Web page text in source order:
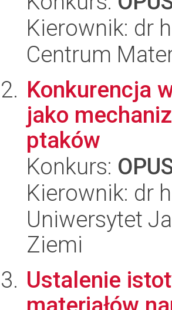
Kierownik: dr
Centrum
Konkurencja
jako
ptaków
Konkurs:
Kierownik: dr
Uniwersytet
Ziemi
Ustalenie